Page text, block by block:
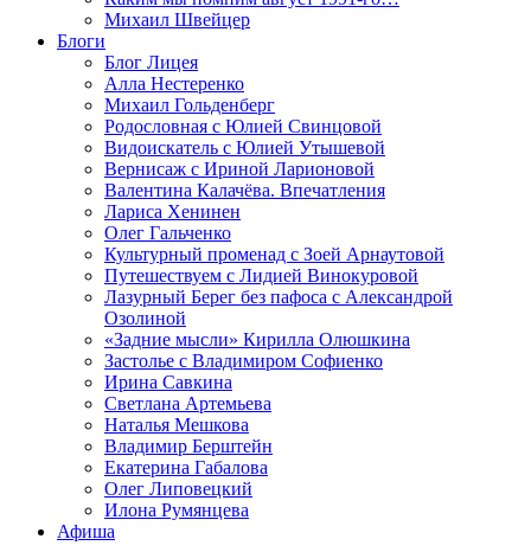
Михаил Швейцер
Блоги
Блог Лицея
Алла Нестеренко
Михаил Гольденберг
Родословная с Юлией Свинцовой
Видоискатель с Юлией Утышевой
Вернисаж с Ириной Ларионовой
Валентина Калачёва. Впечатления
Лариса Хенинен
Олег Гальченко
Культурный променад с Зоей Арнаутовой
Путешествуем с Лидией Винокуровой
Лазурный Берег без пафоса с Александрой
Озолиной
«Задние мысли» Кирилла Олюшкина
Застолье с Владимиром Софиенко
Ирина Савкина
Светлана Артемьева
Наталья Мешкова
Владимир Берштейн
Екатерина Габалова
Олег Липовецкий
Илона Румянцева
Афиша